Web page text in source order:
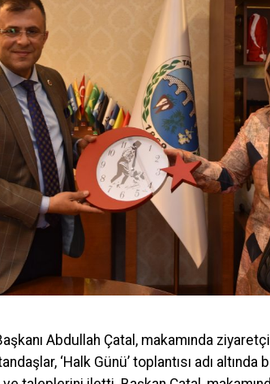
Abdullah Çatal, makamında
‘Halk Günü’ toplantısı adı altında